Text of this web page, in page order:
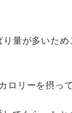
量が多いた
ロリーを摂っ